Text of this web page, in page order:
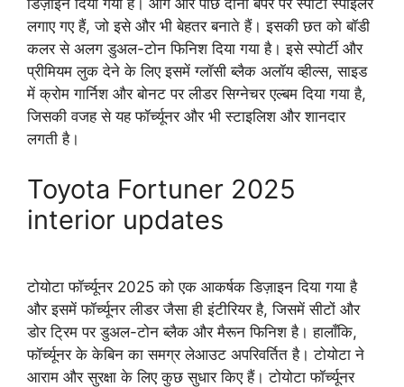
डिज़ाइन दिया गया है। आगे और पीछे दोनों बंपर पर स्पोर्टी स्पॉइलर
लगाए गए हैं, जो इसे और भी बेहतर बनाते हैं। इसकी छत को बॉडी
कलर से अलग डुअल-टोन फिनिश दिया गया है। इसे स्पोर्टी और
प्रीमियम लुक देने के लिए इसमें ग्लॉसी ब्लैक अलॉय व्हील्स, साइड
में क्रोम गार्निश और बोनट पर लीडर सिग्नेचर एल्बम दिया गया है,
जिसकी वजह से यह फॉर्च्यूनर और भी स्टाइलिश और शानदार
लगती है।
Toyota Fortuner 2025
interior updates
टोयोटा फॉर्च्यूनर 2025 को एक आकर्षक डिज़ाइन दिया गया है
और इसमें फॉर्च्यूनर लीडर जैसा ही इंटीरियर है, जिसमें सीटों और
डोर ट्रिम पर डुअल-टोन ब्लैक और मैरून फिनिश है। हालाँकि,
फॉर्च्यूनर के केबिन का समग्र लेआउट अपरिवर्तित है। टोयोटा ने
आराम और सुरक्षा के लिए कुछ सुधार किए हैं। टोयोटा फॉर्च्यूनर